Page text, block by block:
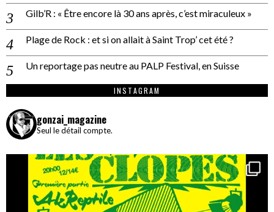
Gilb’R : « Être encore là 30 ans après, c’est miraculeux »
Plage de Rock : et si on allait à Saint Trop’ cet été ?
Un reportage pas neutre au PALP Festival, en Suisse
INSTAGRAM
gonzai_magazine
Seul le détail compte.